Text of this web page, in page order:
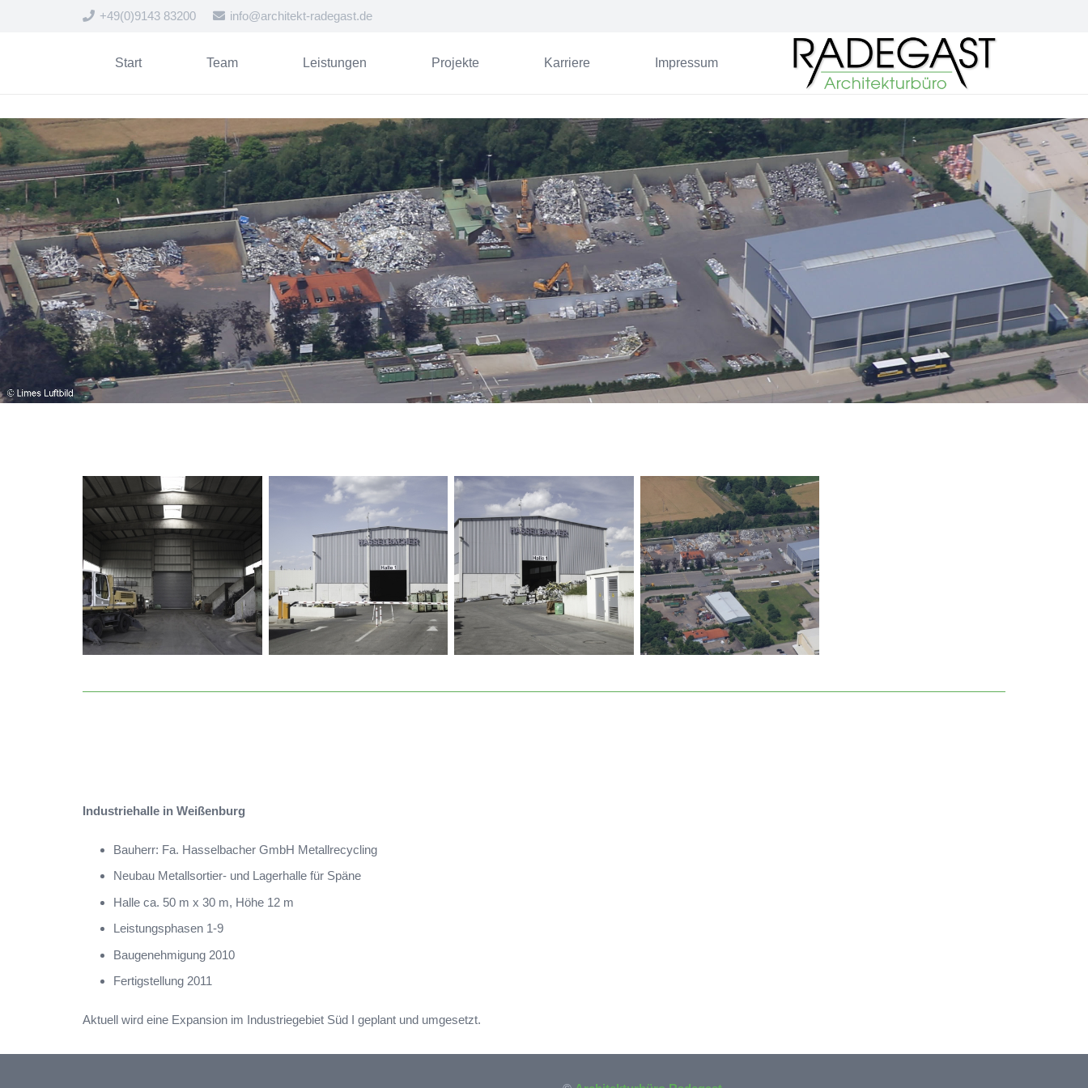
+49(0)9143 83200 info@architekt-radegast.de
Start Team Leistungen Projekte Karriere Impressum
Industriehalle in Weißenburg
Bauherr: Fa. Hasselbacher GmbH Metallrecycling
Neubau Metallsortier- und Lagerhalle für Späne
Halle ca. 50 m x 30 m, Höhe 12 m
Leistungsphasen 1-9
Baugenehmigung 2010
Fertigstellung 2011
Aktuell wird eine Expansion im Industriegebiet Süd I geplant und umgesetzt.